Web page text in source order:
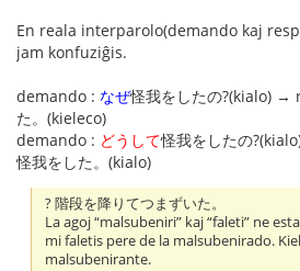
En reala interparolo(demando kaj
jam konfuziĝis.
demando : なぜ怪我をしたの?(kialo) →
た。(kieleco)
demando : どうして怪我をしたの
怪我をした。(kialo)
? 階段を降りてつまずいた。
La agoj “malsubeniri” kaj “faleti” ne
mi faletis pere de la malsubenirado.
malsubenirante.